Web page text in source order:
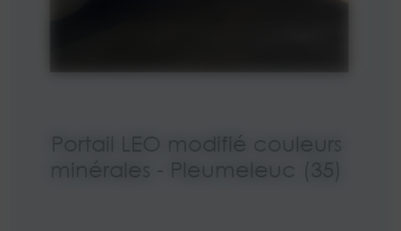
Portail LEO modifié couleurs
minérales - Pleumeleuc (35)